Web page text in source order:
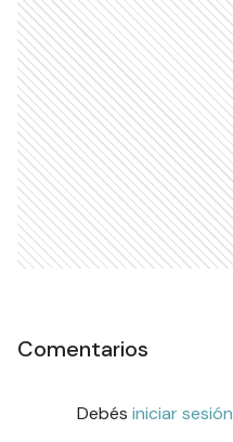
Comentarios
Debés iniciar sesión